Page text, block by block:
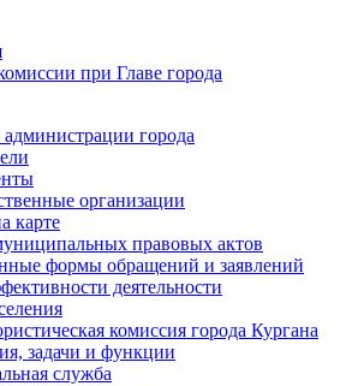
при Главе города
администрации города
организации
карте
правовых актов
формы обращений и заявлений
деятельности
комиссия города Кургана
задачи и функции
служба